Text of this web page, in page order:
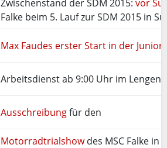
Zwischenstand der SDM 2015:vor
Falke beim 5. Lauf zur SDM 2015 in
Max Faudes erster Start in der
Arbeitsdienst ab 9:00 Uhr im
Ausschreibungfür den
Motorradtrialshowdes MSC Falke in